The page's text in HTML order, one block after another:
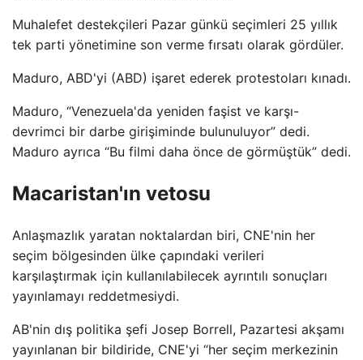
Muhalefet destekçileri Pazar günkü seçimleri 25 yıllık
tek parti yönetimine son verme fırsatı olarak gördüler.
Maduro, ABD'yi (ABD) işaret ederek protestoları kınadı.
Maduro, “Venezuela'da yeniden faşist ve karşı-
devrimci bir darbe girişiminde bulunuluyor” dedi.
Maduro ayrıca “Bu filmi daha önce de görmüştük” dedi.
Macaristan'ın vetosu
Anlaşmazlık yaratan noktalardan biri, CNE'nin her
seçim bölgesinden ülke çapındaki verileri
karşılaştırmak için kullanılabilecek ayrıntılı sonuçları
yayınlamayı reddetmesiydi.
AB'nin dış politika şefi Josep Borrell, Pazartesi akşamı
yayınlanan bir bildiride, CNE'yi “her seçim merkezinin